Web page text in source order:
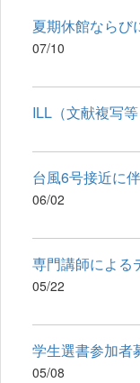
07/10
ILL（文献複写
06/02
05/22
学生選書参加者
05/08